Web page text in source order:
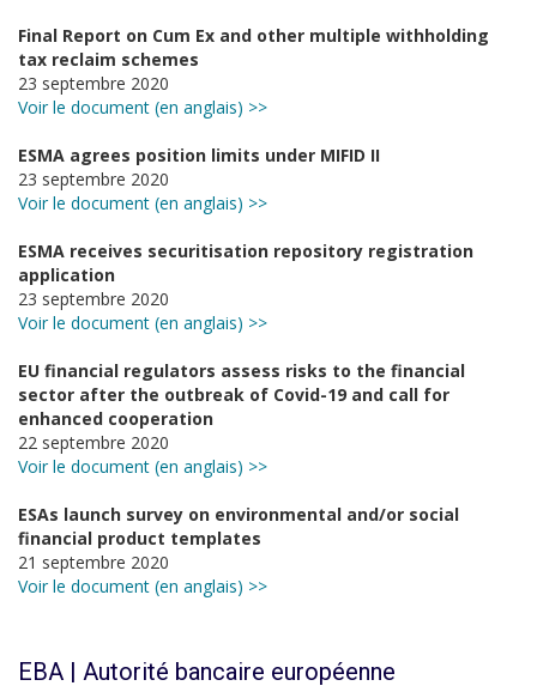
Final Report on Cum Ex and other multiple withholding
tax reclaim schemes
23 septembre 2020
Voir le document (en anglais) >>
ESMA agrees position limits under MIFID II
23 septembre 2020
Voir le document (en anglais) >>
ESMA receives securitisation repository registration
application
23 septembre 2020
Voir le document (en anglais) >>
EU financial regulators assess risks to the financial
sector after the outbreak of Covid-19 and call for
enhanced cooperation
22 septembre 2020
Voir le document (en anglais) >>
ESAs launch survey on environmental and/or social
financial product templates
21 septembre 2020
Voir le document (en anglais) >>
EBA | Autorité bancaire européenne